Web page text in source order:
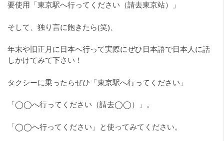
要使用「東京駅へ行ってください（請去東京站）」
そして、独り言に飽きたら(笑)、
年末や旧正月に日本へ行って実際にぜひ日本語で日本人に話
しかけてみて下さい！
タクシーに乗ったらぜひ「東京駅へ行ってください」
「◯◯へ行ってください（請去◯◯）」。
「◯◯へ行ってください」と使ってみてください。